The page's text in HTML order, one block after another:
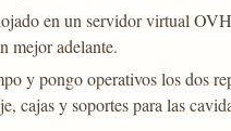
en un servidor virtual
mejor adelante.
y pongo operativos los dos
cajas y soportes para las